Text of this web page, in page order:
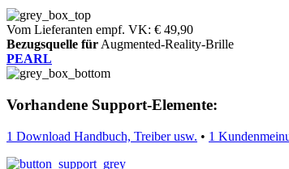
Vom Lieferanten empf. VK: € 49,90
Bezugsquelle für Augmented-Reality-Brille
PEARL
Vorhandene Support-Elemente:
1 Download Handbuch, Treiber usw. • 1